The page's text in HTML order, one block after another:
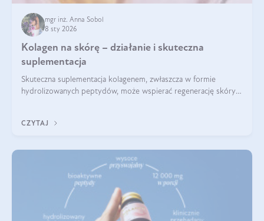
mgr inż. Anna Sobol
8 sty 2026
Kolagen na skórę – działanie i skuteczna
suplementacja
Skuteczna suplementacja kolagenem, zwłaszcza w formie
hydrolizowanych peptydów, może wspierać regenerację skóry i
CZYTAJ